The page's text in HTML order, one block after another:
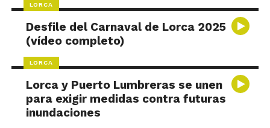
LORCA
Desfile del Carnaval de Lorca 2025
(vídeo completo)
LORCA
Lorca y Puerto Lumbreras se unen
para exigir medidas contra futuras
inundaciones